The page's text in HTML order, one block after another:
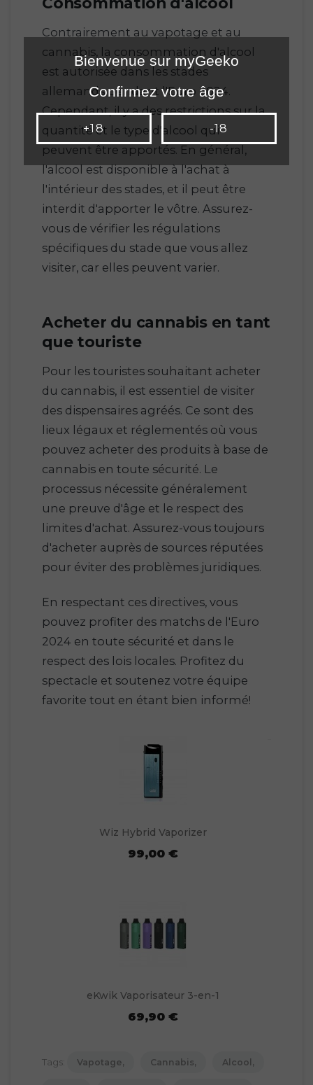
Contrairement au vapotage et au
cannabis, la consommation d'alcool
est autorisée dans les stades
allemands pendant l'Euro 2024.
Cependant, il y a des restrictions sur la
quantité et le type d'alcool qui
peuvent être apportés. En général,
l'alcool est disponible à l'achat à
l'intérieur des stades, et il peut être
interdit d'apporter le vôtre. Assurez-
vous de vérifier les régulations
spécifiques du stade que vous allez
visiter, car elles peuvent varier.
Acheter du cannabis en tant
que touriste
Pour les touristes souhaitant acheter
du cannabis, il est essentiel de visiter
des dispensaires agréés. Ce sont des
lieux légaux et réglementés où vous
pouvez acheter des produits à base de
cannabis en toute sécurité. Le
processus nécessite généralement
une preuve d'âge et le respect des
limites d'achat. Assurez-vous toujours
d'acheter auprès de sources réputées
pour éviter des problèmes juridiques.
En respectant ces directives, vous
pouvez profiter des matchs de l'Euro
2024 en toute sécurité et dans le
respect des lois locales. Profitez du
spectacle et soutenez votre équipe
favorite tout en étant bien informé!
Wiz Hybrid Vaporizer
99,00 €
eKwik Vaporisateur 3-en-1
69,90 €
Tags: Vapotage Cannabis Alcool
Bienvenue sur myGeeko
Confirmez votre âge
+18 -18